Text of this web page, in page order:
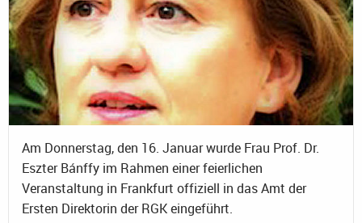
Am Donnerstag, den 16. Januar wurde Frau Prof. Dr.
Eszter Bánffy im Rahmen einer feierlichen
Veranstaltung in Frankfurt offiziell in das Amt der
Ersten Direktorin der RGK eingeführt.